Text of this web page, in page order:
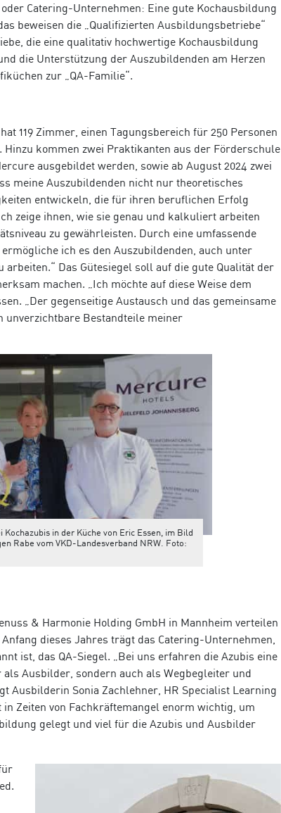
Catering-Unternehmen: Eine gute Kochausbildung
beweisen die „Qualifizierten Ausbildungsbetriebe“
die eine qualitativ hochwertige Kochausbildung
die Unterstützung der Auszubildenden am Herzen
zur „QA-Familie“.
119 Zimmer, einen Tagungsbereich für 250 Personen
kommen zwei Praktikanten aus der Förderschule
ausgebildet werden, sowie ab August 2024 zwei
meine Auszubildenden nicht nur theoretisches
entwickeln, die für ihren beruflichen Erfolg
zeige ihnen, wie sie genau und kalkuliert arbeiten
zu gewährleisten. Durch eine umfassende
ich es den Auszubildenden, auch unter
Das Gütesiegel soll auf die gute Qualität der
machen. „Ich möchte auf diese Weise dem
„Der gegenseitige Austausch und das gemeinsame
Bestandteile meiner
in der Küche von Eric Essen, im Bild
Rabe vom VKD-Landesverband NRW. Foto:
& Harmonie Holding GmbH in Mannheim verteilen
dieses Jahres trägt das Catering-Unternehmen,
ist, das QA-Siegel. „Bei uns erfahren die Azubis eine
Ausbilder, sondern auch als Wegbegleiter und
Ausbilderin Sonia Zachlehner, HR Specialist Learning
Zeiten von Fachkräftemangel enorm wichtig, um
gelegt und viel für die Azubis und Ausbilder